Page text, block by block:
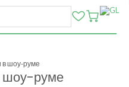
в шоу-руме
шоу-руме